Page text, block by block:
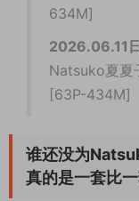
634M]
2026.06.11
Natsuko夏夏
[63P-434M]
谁还没为
真的是一套比一